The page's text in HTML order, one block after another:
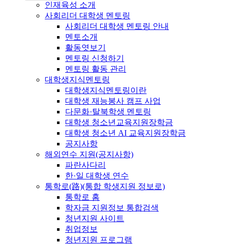
인재육성 소개
사회리더 대학생 멘토링
사회리더 대학생 멘토링 안내
멘토소개
활동엿보기
멘토링 신청하기
멘토링 활동 관리
대학생지식멘토링
대학생지식멘토링이란
대학생 재능봉사 캠프 사업
다문화·탈북학생 멘토링
대학생 청소년교육지원장학금
대학생 청소년 AI 교육지원장학금
공지사항
해외연수 지원(공지사항)
파란사다리
한·일 대학생 연수
통학로(路)(통합 학생지원 정보로)
통학로 홈
학자금 지원정보 통합검색
청년지원 사이트
취업정보
청년지원 프로그램